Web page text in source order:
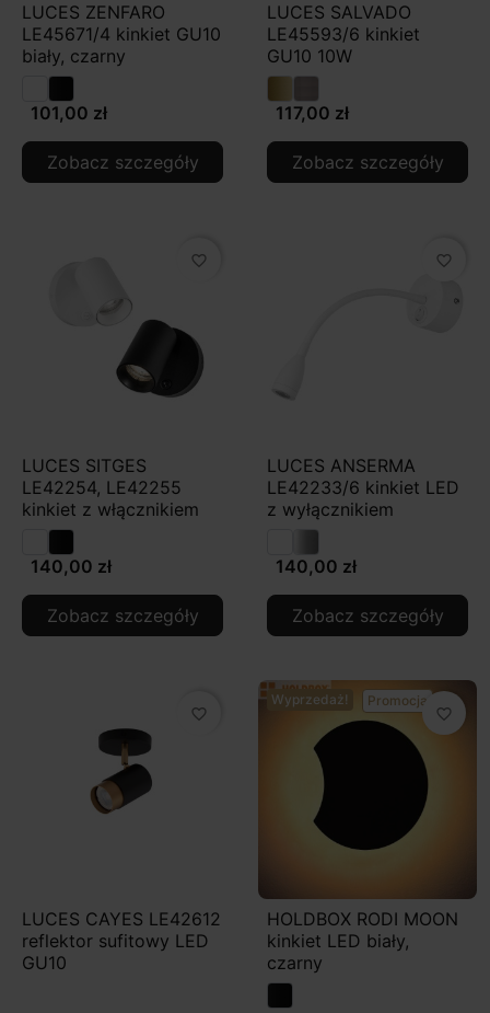
LUCES ZENFARO
LE45671/4 kinkiet GU10
biały, czarny
101,00 zł
Zobacz szczegóły
LUCES SALVADO
LE45593/6 kinkiet
GU10 10W
117,00 zł
Zobacz szczegóły
favorite_border
LUCES SITGES
LE42254, LE42255
kinkiet z włącznikiem
140,00 zł
Zobacz szczegóły
favorite_border
LUCES ANSERMA
LE42233/6 kinkiet LED
z wyłącznikiem
140,00 zł
Zobacz szczegóły
favorite_border
LUCES CAYES LE42612
reflektor sufitowy LED
GU10
Wyprzedaż! Promocja
favorite_border
HOLDBOX RODI MOON
kinkiet LED biały,
czarny